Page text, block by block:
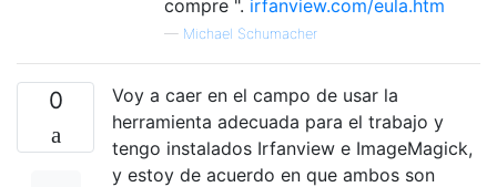
compre ". irfanview.com/eula.htm
— Michael Schumacher
0
Voy a caer en el campo de usar la
herramienta adecuada para el trabajo y
tengo instalados Irfanview e ImageMagick,
y estoy de acuerdo en que ambos son